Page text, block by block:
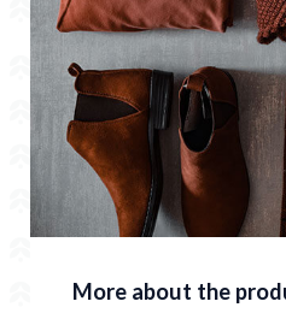
More about the